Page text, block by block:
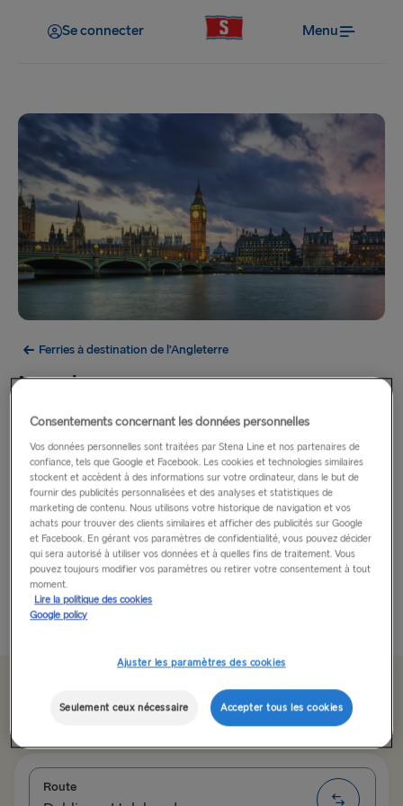
Se connecter Menu
Ferries à destination de l’Angleterre
Londres
Ici Londres !
Prenez la pose ! Mais c’est vous sur les photos avec
Zac Efron, Ed Sheeran, les Beckhams, les Kardashian-
West, The Rock… Ce n’est qu’un mercredi après-midi
parmi tant d’autres à Londres !
Madame Tussauds est une destination touristique...
Lire plus
À partir de 179.50 € aller simple, voiture et
Route
Consentements concernant les données personnelles
Vos données personnelles sont traitées par Stena Line et nos partenaires de
confiance, tels que Google et Facebook. Les cookies et technologies similaires
stockent et accèdent à des informations sur votre ordinateur, dans le but de
fournir des publicités personnalisées et des analyses et statistiques de
marketing de contenu. Nous utilisons votre historique de navigation et vos
achats pour trouver des clients similaires et afficher des publicités sur Google
et Facebook. En gérant vos paramètres de confidentialité, vous pouvez décider
qui sera autorisé à utiliser vos données et à quelles fins de traitement. Vous
pouvez toujours modifier vos paramètres ou retirer votre consentement à tout
moment.
Lire la politique des cookies
Google policy
Ajuster les paramètres des cookies
Seulement ceux nécessaire Accepter tous les cookies